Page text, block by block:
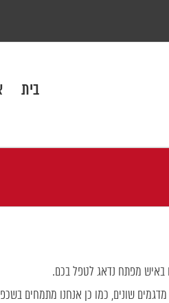
בית
באיש מפתח נדאג לטפל בכם.
שונים, כמו כן אנחנו מתמחים